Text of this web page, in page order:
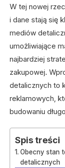
W tej nowej
i dane stają się
mediów
umożliwiające
najbardziej
zakupowej.
detalicznych to
reklamowych,
budowaniu
Spis treści
Obecny stan
detalicznych